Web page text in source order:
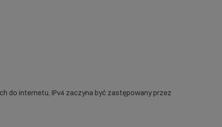
do internetu, IPv4 zaczyna być zastępowany przez